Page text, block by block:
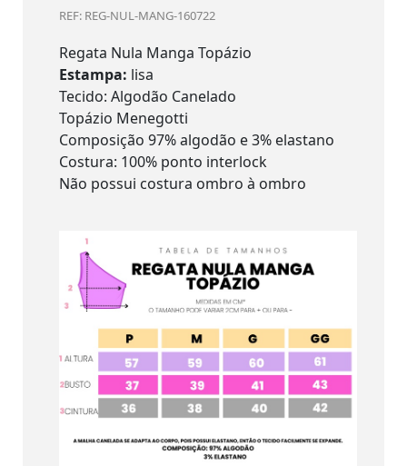
REF: REG-NUL-MANG-160722
Regata Nula Manga Topázio
Estampa: lisa
Tecido: Algodão Canelado
Topázio Menegotti
Composição 97% algodão e 3% elastano
Costura: 100% ponto interlock
Não possui costura ombro à ombro